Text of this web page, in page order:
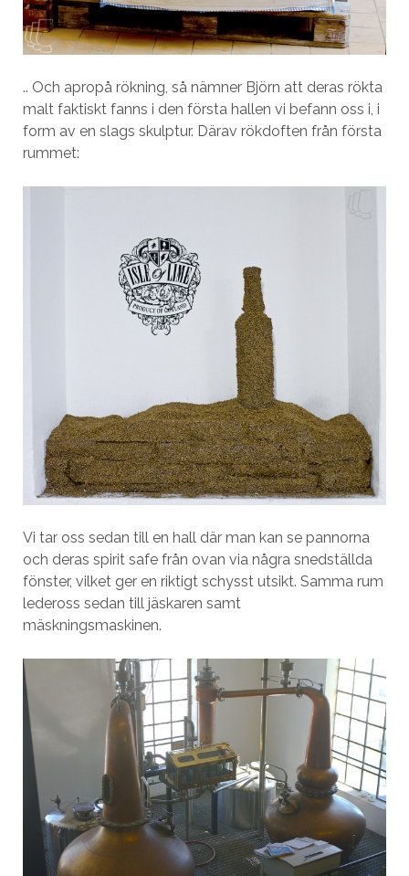
.. Och apropå rökning, så nämner Björn att deras rökta
malt faktiskt fanns i den första hallen vi befann oss i, i
form av en slags skulptur. Därav rökdoften från första
rummet:
Vi tar oss sedan till en hall där man kan se pannorna
och deras spirit safe från ovan via några snedställda
fönster, vilket ger en riktigt schysst utsikt. Samma rum
ledeross sedan till jäskaren samt
mäskningsmaskinen.